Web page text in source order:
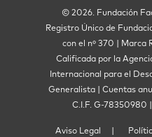
© 2026. Fundación
Registro Único de
con el nº 370 | Marca
Calificada por la
Internacional para el
Generalista | Cuentas
C.I.F. G-78350980
Aviso Legal